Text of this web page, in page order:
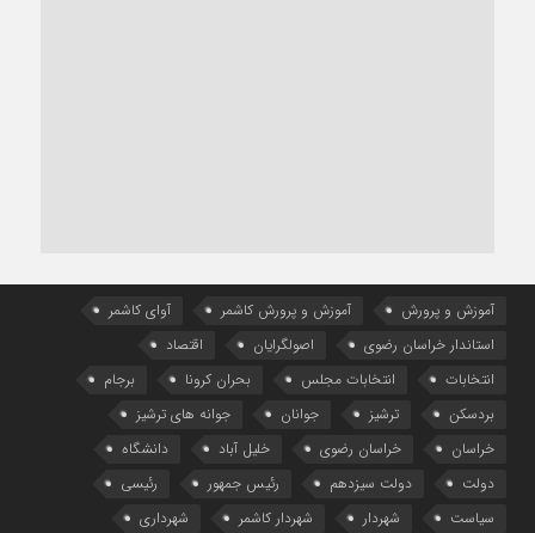
آموزش و پرورش آموزش و پرورش کاشمر
آوای کاشمر
استاندار خراسان رضوی
اصولگرایان
اقتصاد
انتخابات
انتخابات مجلس بحران کرونا
برجام
بردسکن
ترشیز جوانان
جوانه های ترشیز
خراسان
خراسان رضوی خلیل آباد
دانشگاه
دولت
دولت سیزدهم رئیس جمهور
رئیسی
سیاست
شهردار شهردار کاشمر شهرداری